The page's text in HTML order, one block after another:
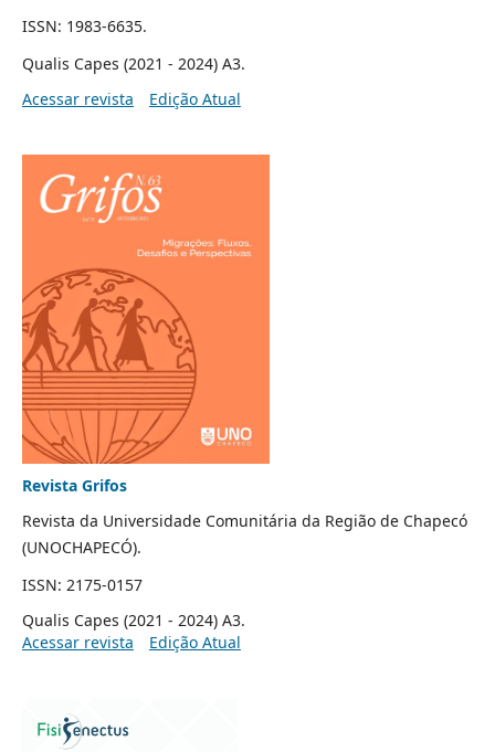
ISSN: 1983-6635.
Qualis Capes (2021 - 2024) A3.
Acessar revista
Edição Atual
Revista Grifos
Revista da Universidade Comunitária da Região de Chapecó
(UNOCHAPECÓ).
ISSN: 2175-0157
Qualis Capes (2021 - 2024) A3.
Acessar revista
Edição Atual